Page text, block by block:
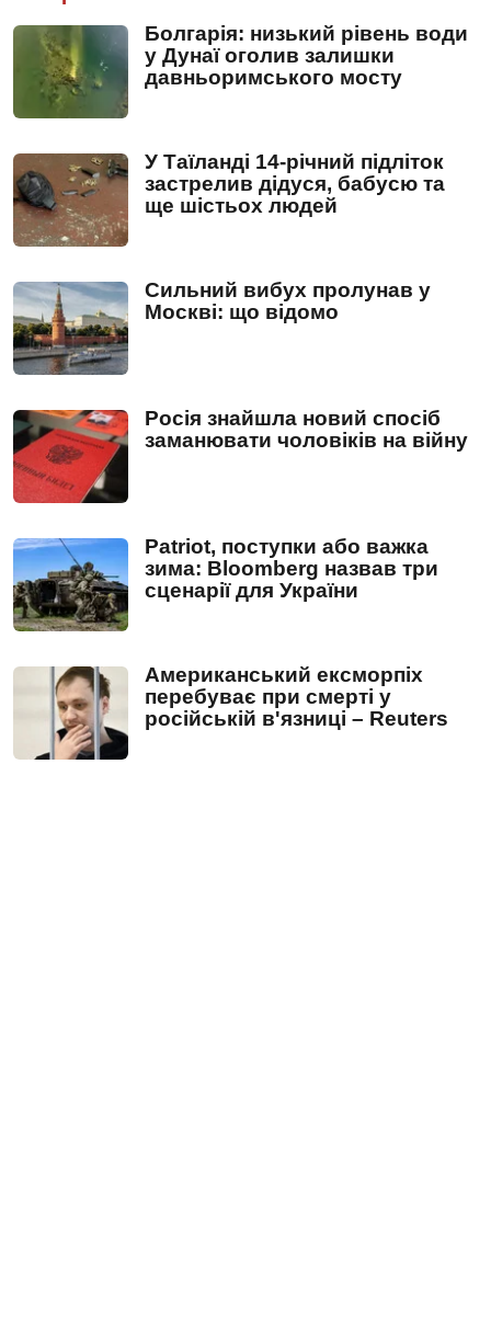
Болгарія: низький рівень води
у Дунаї оголив залишки
давньоримського мосту
У Таїланді 14-річний підліток
застрелив дідуся, бабусю та
ще шістьох людей
Сильний вибух пролунав у
Москві: що відомо
Росія знайшла новий спосіб
заманювати чоловіків на війну
Patriot, поступки або важка
зима: Bloomberg назвав три
сценарії для України
Американський ексморпіх
перебуває при смерті у
російській в'язниці – Reuters